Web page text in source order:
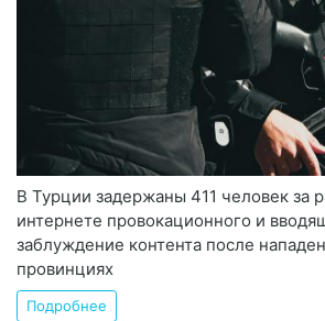
В Турции задержаны 411 человек за
интернете провокационного и
заблуждение контента после
провинциях
Подробнее